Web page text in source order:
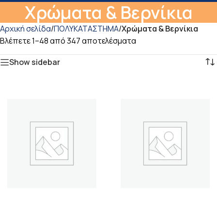
Χρώματα & Βερνίκια
Αρχική σελίδα/ΠΟΛΥΚΑΤΑΣΤΗΜΑ/Χρώματα & Βερνίκια
Βλέπετε 1–48 από 347 αποτελέσματα
Show sidebar